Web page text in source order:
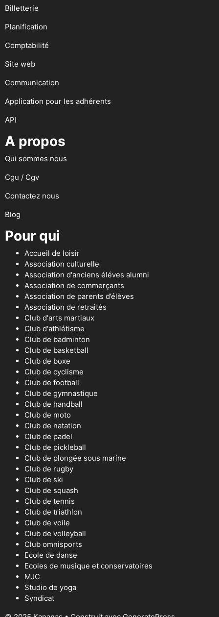
Billetterie
Planification
Comptabilité
Site web
Communication
Application pour les adhérents
API
A propos
Qui sommes nous
Cgu / Cgv
Contactez nous
Blog
Pour qui
Accueil de loisir
Association culturelle
Association d'anciens éléves alumni
Association de commerçants
Association de parents d’élèves
Association de retraités
Club d'arts martiaux
Club d'athlétisme
Club de badminton
Club de basketball
Club de boxe
Club de cyclisme
Club de football
Club de gymnastique
Club de handball
Club de moto
Club de natation
Club de padel
Club de pickleball
Club de plongée sous marine
Club de rugby
Club de ski
Club de squash
Club de tennis
Club de triathlon
Club de voile
Club de volleyball
Club omnisports
Ecole de danse
Ecoles de musique et conservatoires
MJC
Studio de yoga
Syndicat